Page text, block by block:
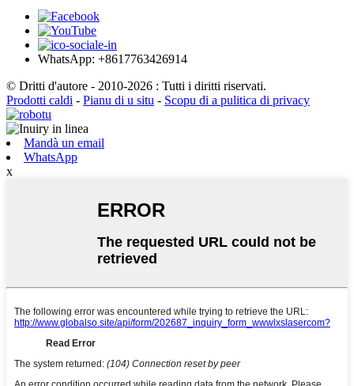
WhatsApp: +8617763426914
© Dritti d'autore - 2010-2026 : Tutti i diritti riservati.
Prodotti caldi - Pianu di u situ - Scopu di a pulitica di privacy
Mandà un email
WhatsApp
x